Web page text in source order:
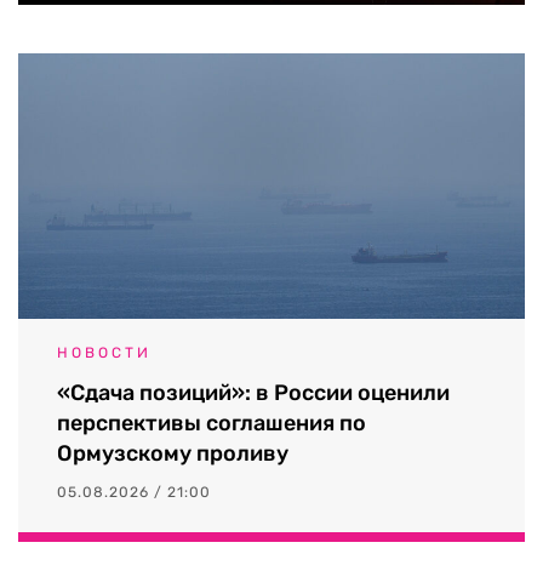
НОВОСТИ
«Сдача позиций»: в России оценили
перспективы соглашения по
Ормузскому проливу
05.08.2026 / 21:00